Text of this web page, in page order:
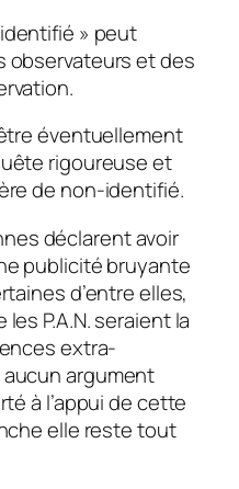
» peut
observateurs et des
éventuellement
rigoureuse et
de non-identifié.
déclarent avoir
publicité bruyante
d’entre elles,
P.A.N. seraient la
extra-
argument
à l’appui de cette
elle reste tout